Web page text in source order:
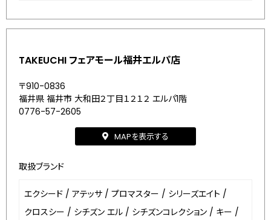
TAKEUCHI フェアモール福井エルパ店
〒910-0836
福井県 福井市 大和田２丁目１２１２ エルパ1階
0776-57-2605
MAPを表示する
取扱ブランド
エクシード / アテッサ / プロマスター / シリーズエイト /
クロスシー / シチズン エル / シチズンコレクション / キー /